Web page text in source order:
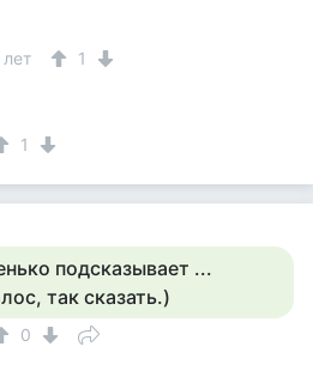
1
1
подсказывает ...
так сказать.)
0